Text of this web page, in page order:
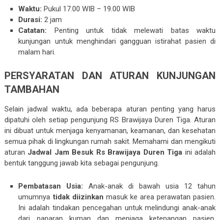
Waktu: Pukul 17.00 WIB – 19.00 WIB
Durasi: 2 jam
Catatan: Penting untuk tidak melewati batas waktu
kunjungan untuk menghindari gangguan istirahat pasien di
malam hari.
PERSYARATAN DAN ATURAN KUNJUNGAN
TAMBAHAN
Selain jadwal waktu, ada beberapa aturan penting yang harus
dipatuhi oleh setiap pengunjung RS Brawijaya Duren Tiga. Aturan
ini dibuat untuk menjaga kenyamanan, keamanan, dan kesehatan
semua pihak di lingkungan rumah sakit. Memahami dan mengikuti
aturan Jadwal Jam Besuk Rs Brawijaya Duren Tiga ini adalah
bentuk tanggung jawab kita sebagai pengunjung.
Pembatasan Usia: Anak-anak di bawah usia 12 tahun
umumnyatidak diizinkan masuk ke area perawatan pasien.
Ini adalah tindakan pencegahan untuk melindungi anak-anak